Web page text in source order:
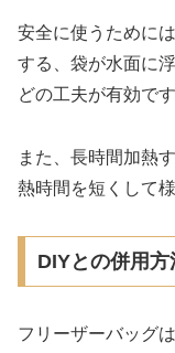
安全に使うために
する、袋が水面に
どの工夫が有効です
また、長時間加熱
熱時間を短くして
DIYとの併用方
フリーザーバッグ